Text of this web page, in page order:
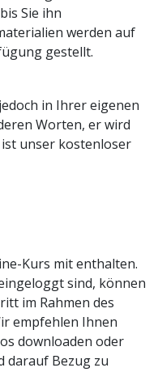
Sie ihn
werden auf
gestellt.
in Ihrer eigenen
Worten, er wird
unser kostenloser
Kurs mit enthalten.
sind, können
im Rahmen des
empfehlen Ihnen
downloaden oder
darauf Bezug zu